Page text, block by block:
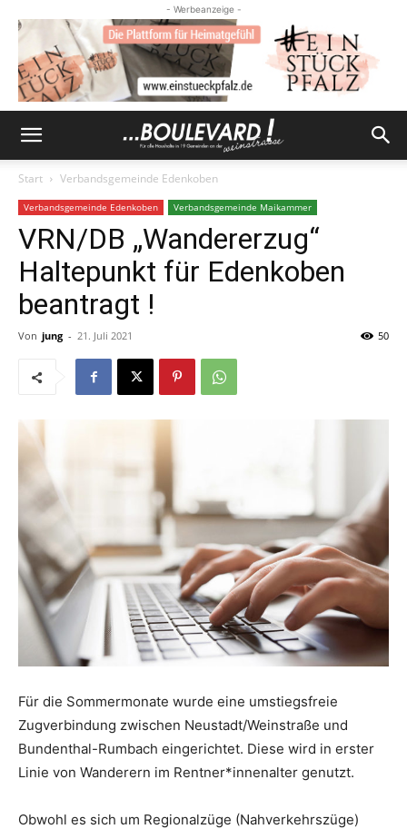
- Werbeanzeige -
Start Verbandsgemeinde Edenkoben
Verbandsgemeinde Edenkoben Verbandsgemeinde Maikammer
VRN/DB „Wandererzug“
Haltepunkt für Edenkoben
beantragt !
Von jung - 21. Juli 2021 50
Für die Sommermonate wurde eine umstiegsfreie
Zugverbindung zwischen Neustadt/Weinstraße und
Bundenthal-Rumbach eingerichtet. Diese wird in erster
Linie von Wanderern im Rentner*innenalter genutzt.
Obwohl es sich um Regionalzüge (Nahverkehrszüge)